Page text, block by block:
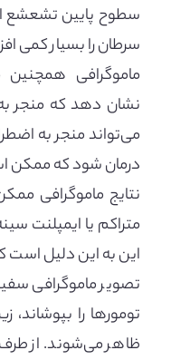
سطوح پایین تشعشع
سرطان را بسیار کمی
ماموگرافی همچنین
نشان دهد که منجر
می‌تواند منجر به
درمان شود که ممکن
نتایج ماموگرافی
متراکم یا ایمپلنت
این به این دلیل است
تصویر ماموگرافی
تومورها را بپوشاند،
ظاهر می‌شوند. از طرف